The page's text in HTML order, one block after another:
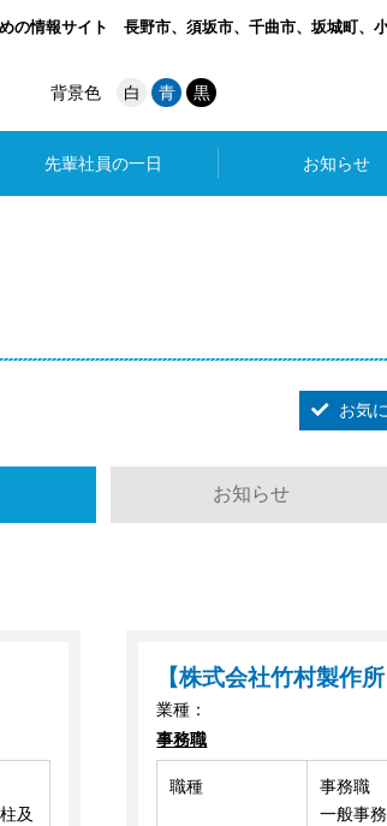
の情報サイト 長野市、須坂市、千曲市、坂城町、
背景色 白 青 黒
先輩社員の一日 お知らせ
お気
お知らせ
及
【株式会社竹村製作所
業種：
事務職
職種
事務職
一般事